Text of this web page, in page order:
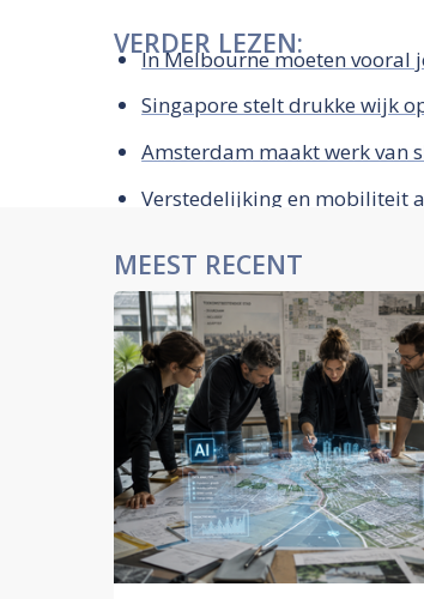
VERDER LEZEN:
In Melbourne moeten vooral
Singapore stelt drukke wijk
Amsterdam maakt werk van
Verstedelijking en mobiliteit
MEEST RECENT